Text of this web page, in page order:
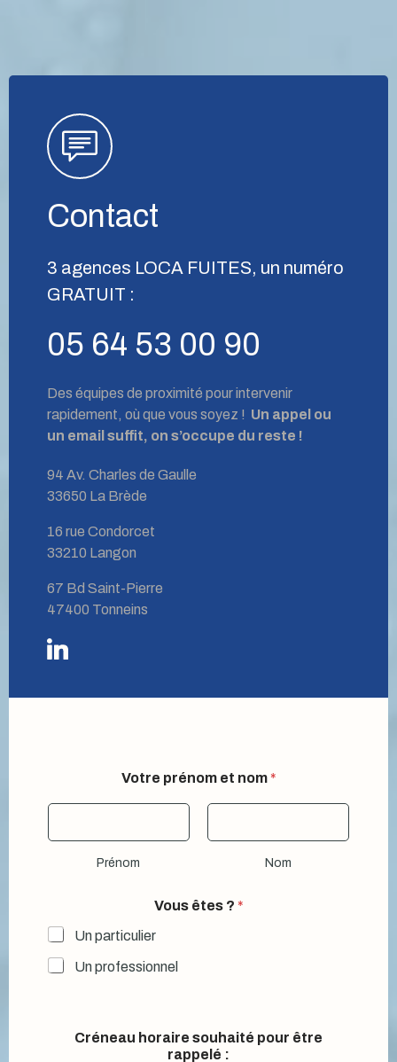
Contact
3 agences LOCA FUITES, un numéro
GRATUIT :
05 64 53 00 90
Des équipes de proximité pour intervenir
rapidement, où que vous soyez ! Un appel ou
un email suffit, on s’occupe du reste !
94 Av. Charles de Gaulle
33650 La Brède
16 rue Condorcet
33210 Langon
67 Bd Saint-Pierre
47400 Tonneins
Votre prénom et nom *
Prénom Nom
Vous êtes ? *
Un particulier
Un professionnel
Créneau horaire souhaité pour être
rappelé :